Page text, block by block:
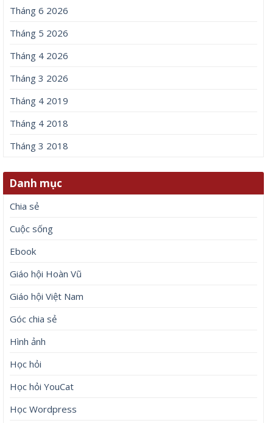
Tháng 6 2026
Tháng 5 2026
Tháng 4 2026
Tháng 3 2026
Tháng 4 2019
Tháng 4 2018
Tháng 3 2018
Danh mục
Chia sẻ
Cuộc sống
Ebook
Giáo hội Hoàn Vũ
Giáo hội Việt Nam
Góc chia sẻ
Hình ảnh
Học hỏi
Học hỏi YouCat
Học Wordpress